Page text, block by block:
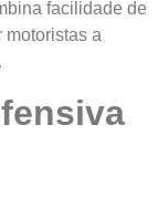
facilidade de
a